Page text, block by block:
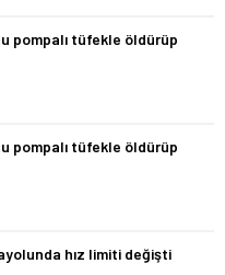
pompalı tüfekle öldürüp
pompalı tüfekle öldürüp
hız limiti değişti